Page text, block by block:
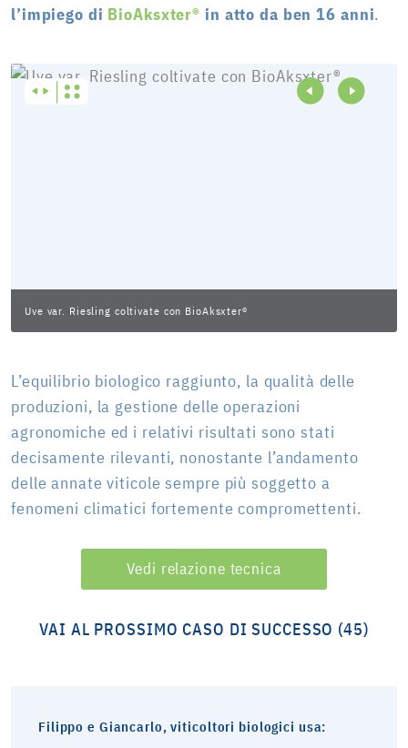
l’impiego di BioAksxter® in atto da ben 16 anni.
Uve var. Riesling coltivate con BioAksxter®
L’equilibrio biologico raggiunto, la qualità delle
produzioni, la gestione delle operazioni
agronomiche ed i relativi risultati sono stati
decisamente rilevanti, nonostante l’andamento
delle annate viticole sempre più soggetto a
fenomeni climatici fortemente compromettenti.
Vedi relazione tecnica
VAI AL PROSSIMO CASO DI SUCCESSO (45)
Filippo e Giancarlo, viticoltori biologici usa: